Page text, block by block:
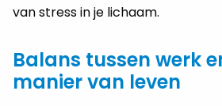
van stress in je lichaam.
Balans tussen werk
manier van leven